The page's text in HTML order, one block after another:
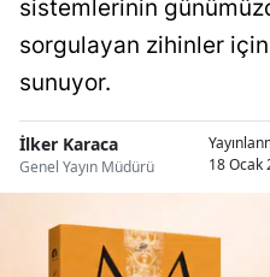
sistemlerinin
sorgulayan zihinler
sunuyor.
İlker Karaca
Genel Yayın Müdürü
18 Ocak